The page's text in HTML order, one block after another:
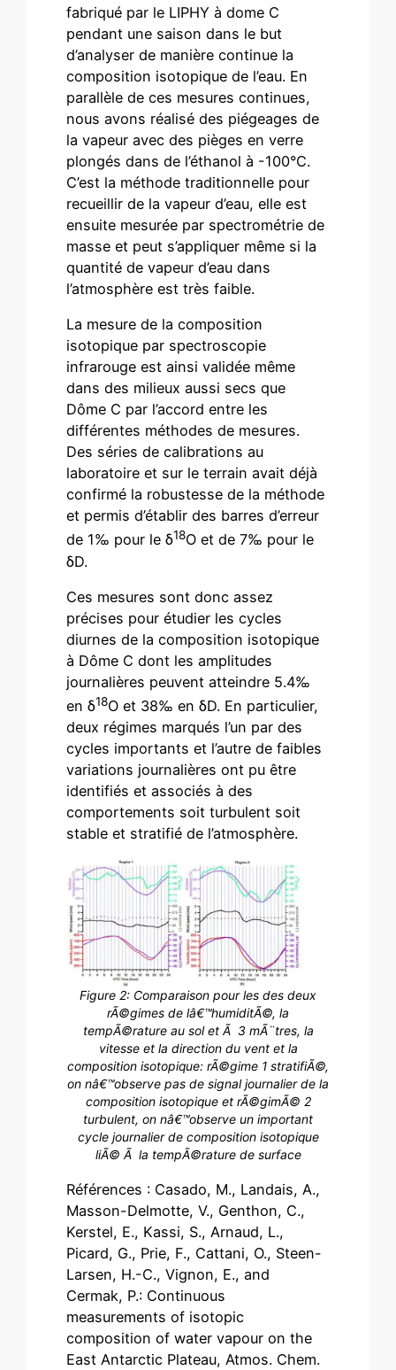
fabriqué par le LIPHY à dome C
pendant une saison dans le but
d’analyser de manière continue la
composition isotopique de l’eau. En
parallèle de ces mesures continues,
nous avons réalisé des piégeages de
la vapeur avec des pièges en verre
plongés dans de l’éthanol à -100°C.
C’est la méthode traditionnelle pour
recueillir de la vapeur d’eau, elle est
ensuite mesurée par spectrométrie de
masse et peut s’appliquer même si la
quantité de vapeur d’eau dans
l’atmosphère est très faible.
La mesure de la composition
isotopique par spectroscopie
infrarouge est ainsi validée même
dans des milieux aussi secs que
Dôme C par l’accord entre les
différentes méthodes de mesures.
Des séries de calibrations au
laboratoire et sur le terrain avait déjà
confirmé la robustesse de la méthode
et permis d’établir des barres d’erreur
de 1‰ pour le δ18O et de 7‰ pour le
δD.
Ces mesures sont donc assez
précises pour étudier les cycles
diurnes de la composition isotopique
à Dôme C dont les amplitudes
journalières peuvent atteindre 5.4‰
en δ18O et 38‰ en δD. En particulier,
deux régimes marqués l’un par des
cycles importants et l’autre de faibles
variations journalières ont pu être
identifiés et associés à des
comportements soit turbulent soit
stable et stratifié de l’atmosphère.
Figure 2: Comparaison pour les des deux
rÃ©gimes de lâ€™humiditÃ©, la
tempÃ©rature au sol et Ã 3 mÃ¨tres, la
vitesse et la direction du vent et la
composition isotopique: rÃ©gime 1 stratifiÃ©,
on nâ€™observe pas de signal journalier de la
composition isotopique et rÃ©gimÃ© 2
turbulent, on nâ€™observe un important
cycle journalier de composition isotopique
liÃ© Ã la tempÃ©rature de surface
Références : Casado, M., Landais, A.,
Masson-Delmotte, V., Genthon, C.,
Kerstel, E., Kassi, S., Arnaud, L.,
Picard, G., Prie, F., Cattani, O., Steen-
Larsen, H.-C., Vignon, E., and
Cermak, P.: Continuous
measurements of isotopic
composition of water vapour on the
East Antarctic Plateau, Atmos. Chem.